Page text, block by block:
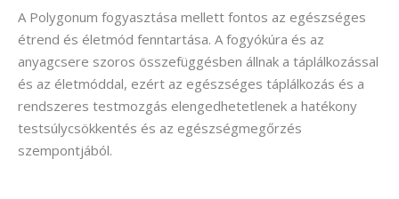
A Polygonum fogyasztása mellett fontos az egészséges
étrend és életmód fenntartása. A fogyókúra és az
anyagcsere szoros összefüggésben állnak a táplálkozással
és az életmóddal, ezért az egészséges táplálkozás és a
rendszeres testmozgás elengedhetetlenek a hatékony
testsúlycsökkentés és az egészségmegőrzés
szempontjából.